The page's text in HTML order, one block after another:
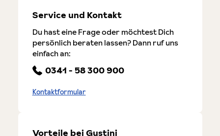
Service und Kontakt
Du hast eine Frage oder möchtest Dich
persönlich beraten lassen? Dann ruf uns
einfach an:
0341 - 58 300 900
Kontaktformular
Vorteile bei Gustini